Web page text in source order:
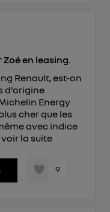
en leasing.
Renault, est-on
d'origine
Energy
cher que les
avec indice
voir la suite
9